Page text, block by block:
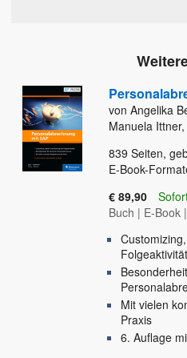
von Angelika
Manuela
839 Seiten,
E-Book-
€ 89,90
Buch | E-Book |
Mit vielen
Praxis
6. Auflage